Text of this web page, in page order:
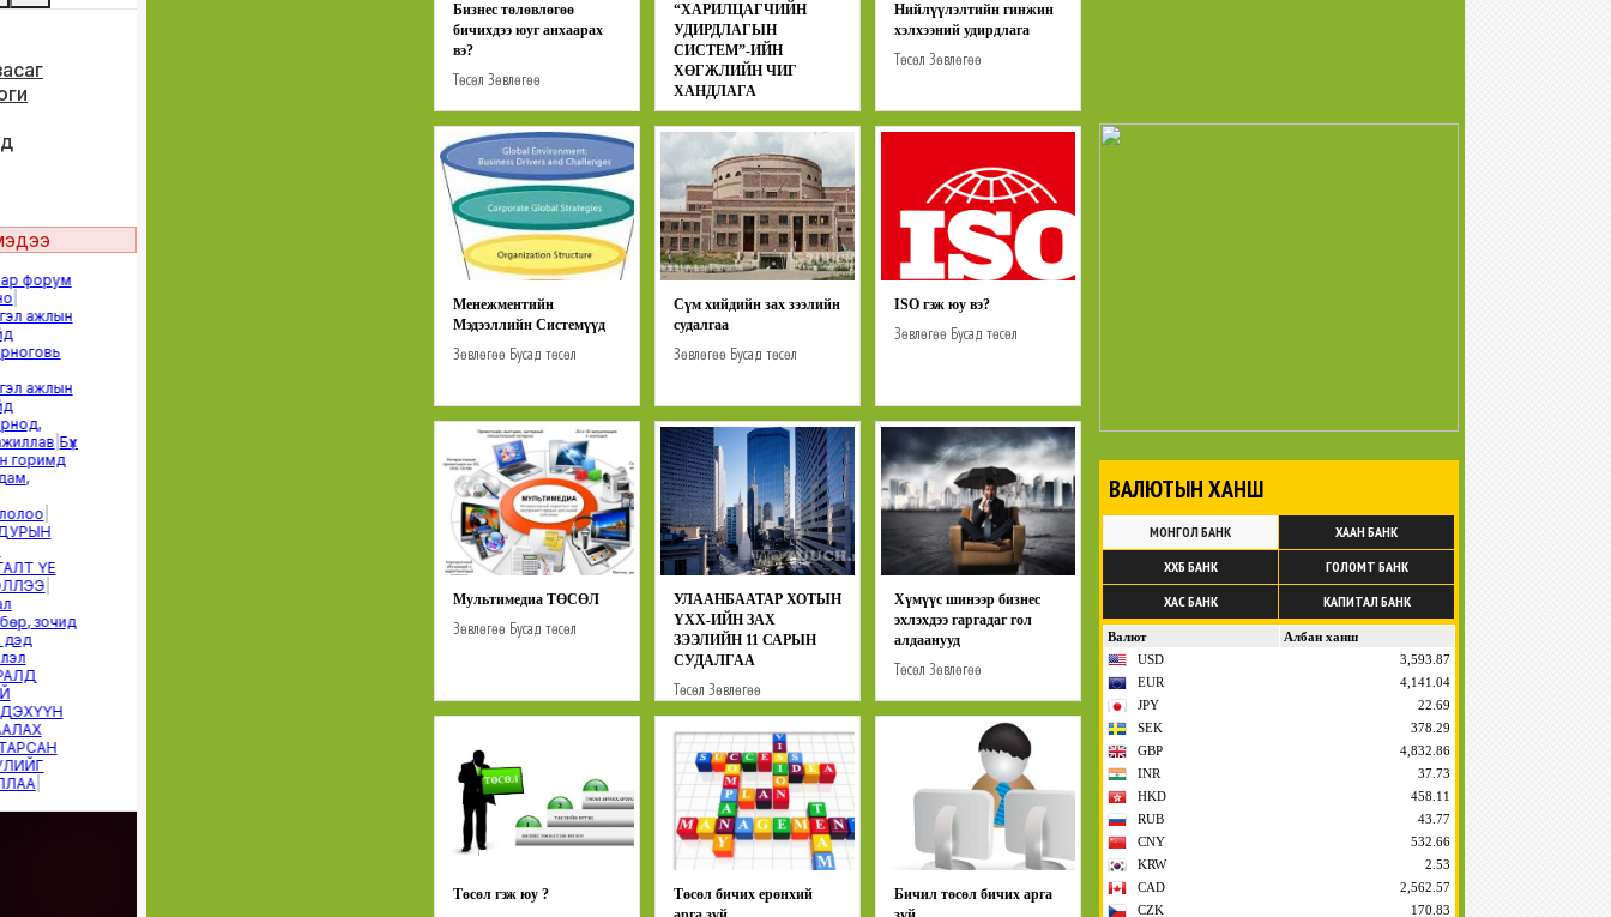
Бизнес төлөвлөгөө
бичихдээ юуг анхаарах
вэ?
Төсөл Зөвлөгөө
“ХАРИЛЦАГЧИЙН
УДИРДЛАГЫН
СИСТЕМ”-ИЙН
ХӨГЖЛИЙН ЧИГ
ХАНДЛАГА
Нийлүүлэлтийн гинжин
хэлхээний удирдлага
Төсөл Зөвлөгөө
Менежментийн
Мэдээллийн Системүүд
Зөвлөгөө Бусад төсөл
Сүм хийдийн зах зээлийн
судалгаа
Зөвлөгөө Бусад төсөл
ISO гэж юу вэ?
Зөвлөгөө Бусад төсөл
Мультимедиа ТӨСӨЛ
Зөвлөгөө Бусад төсөл
УЛААНБААТАР ХОТЫН
ҮХХ-ИЙН ЗАХ
ЗЭЭЛИЙН 11 САРЫН
СУДАЛГАА
Төсөл Зөвлөгөө
Хүмүүс шинээр бизнес
эхлэхдээ гаргадаг гол
алдаанууд
Төсөл Зөвлөгөө
Төсөл гэж юу ?
Төсөл бичих ерөнхий
Бичил төсөл бичих арга
ВАЛЮТЫН ХАНШ
МОНГОЛ БАНК
ХААН БАНК
ХХБ БАНК
ГОЛОМТ БАНК
ХАС БАНК
КАПИТАЛ БАНК